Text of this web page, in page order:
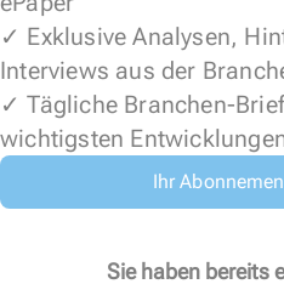
✓ Exklusive Analysen,
Interviews aus der
✓ Tägliche Branchen-
wichtigsten
Ihr
Sie haben bereits